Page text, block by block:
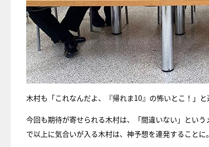
木村も「これなんだよ、『帰れま10』の怖いとこ！」
今回も期待が寄せられる木村は、「間違いない」とい
で以上に気合いが入る木村は、神予想を連発することに。